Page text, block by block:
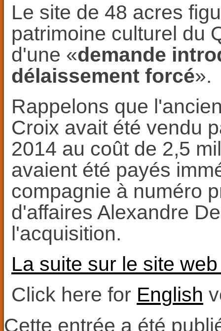
Le site de 48 acres
patrimoine culturel du
d'une «demande
délaissement forcé».
Rappelons que
Croix avait été vendu
2014 au coût de 2,5
avaient été payés
compagnie à numéro
d'affaires Alexandre
l'acquisition.
La suite sur le site
Click here for English
Cette entrée a été